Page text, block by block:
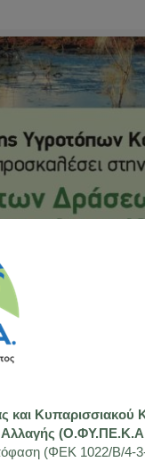
και Κυπαρισσιακού
Αλλαγής
(ΦΕΚ 1022/Β/4-